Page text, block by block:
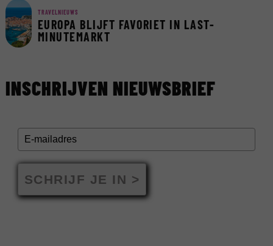
TRAVELNIEUWS
EUROPA BLIJFT FAVORIET IN LAST-
MINUTEMARKT
INSCHRIJVEN NIEUWSBRIEF
SCHRIJF JE IN >